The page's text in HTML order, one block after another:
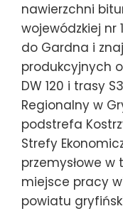
nawierzchni
wojewódzkiej nr
do Gardna i
produkcyjnych
DW 120 i trasy
Regionalny w
podstrefa
Strefy
przemysłowe
miejsce pracy
powiatu